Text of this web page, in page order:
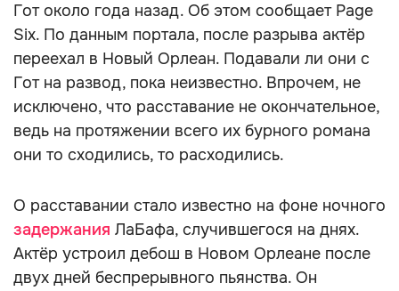
Гот около года назад. Об этом сообщает Page
Six. По данным портала, после разрыва актёр
переехал в Новый Орлеан. Подавали ли они с
Гот на развод, пока неизвестно. Впрочем, не
исключено, что расставание не окончательное,
ведь на протяжении всего их бурного романа
они то сходились, то расходились.
О расставании стало известно на фоне ночного
задержания ЛаБафа, случившегося на днях.
Актёр устроил дебош в Новом Орлеане после
двух дней беспрерывного пьянства. Он